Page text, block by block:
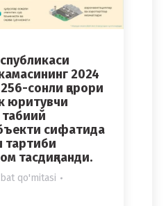
2024
сонли қарори
юритувчи
сифатида
тасдиқланди.
qo'mitasi